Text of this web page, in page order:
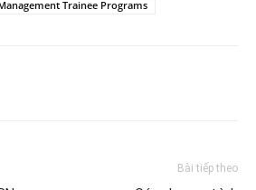
Trainee Programs
Bài tiếp theo